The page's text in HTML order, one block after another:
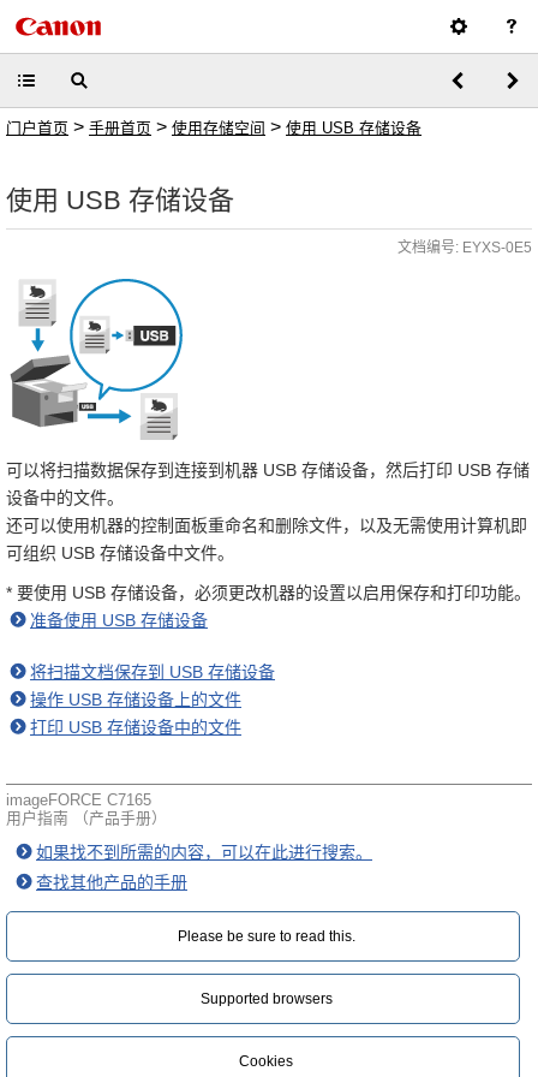
门户首页 > 手册首页 > 使用存储空间 > 使用 USB 存储设备
使用 USB 存储设备
文档编号: EYXS-0E5
可以将扫描数据保存到连接到机器 USB 存储设备，然后打印 USB 存储
设备中的文件。
还可以使用机器的控制面板重命名和删除文件，以及无需使用计算机即
可组织 USB 存储设备中文件。
* 要使用 USB 存储设备，必须更改机器的设置以启用保存和打印功能。
准备使用 USB 存储设备
将扫描文档保存到 USB 存储设备
操作 USB 存储设备上的文件
打印 USB 存储设备中的文件
imageFORCE C7165
用户指南 （产品手册）
如果找不到所需的内容，可以在此进行搜索。
查找其他产品的手册
Please be sure to read this.‎
Supported browsers
Cookies